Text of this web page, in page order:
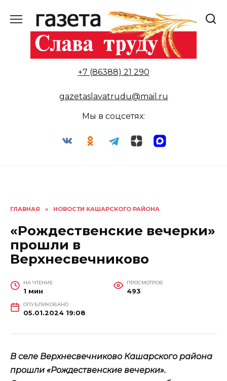
содержанию
+7 (86388) 21 290
gazetaslavatrudu@mail.ru
Мы в соцсетях:
ГЛАВНАЯ » НОВОСТИ КАШАРСКОГО РАЙОНА
«Рождественские вечерки»
прошли в
Верхнесвечниково
НА ЧТЕНИЕ
1 мин
ПРОСМОТРОВ
493
ОПУБЛИКОВАНО
05.01.2024 19:08
В селе Верхнесвечниково Кашарского района
прошли «Рождественские вечерки».